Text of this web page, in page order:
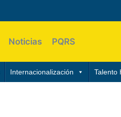
Noticias PQRS
Internacionalización Talento